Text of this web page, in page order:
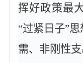
挥好政策最
“过紧日子”
需、非刚性支